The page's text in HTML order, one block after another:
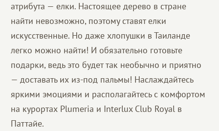
атрибута — елки. Настоящее дерево в стране
найти невозможно, поэтому ставят елки
искусственные. Но даже хлопушки в Таиланде
легко можно найти! И обязательно готовьте
подарки, ведь это будет так необычно и приятно
— доставать их из-под пальмы! Наслаждайтесь
яркими эмоциями и располагайтесь с комфортом
на курортах Plumeria и Interlux Club Royal в
Паттайе.